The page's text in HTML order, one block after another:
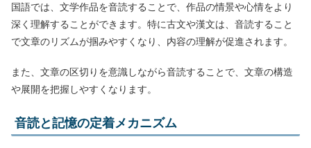
国語では、文学作品を音読することで、作品の情景や心情をより
深く理解することができます。特に古文や漢文は、音読すること
で文章のリズムが掴みやすくなり、内容の理解が促進されます。
また、文章の区切りを意識しながら音読することで、文章の構造
や展開を把握しやすくなります。
音読と記憶の定着メカニズム